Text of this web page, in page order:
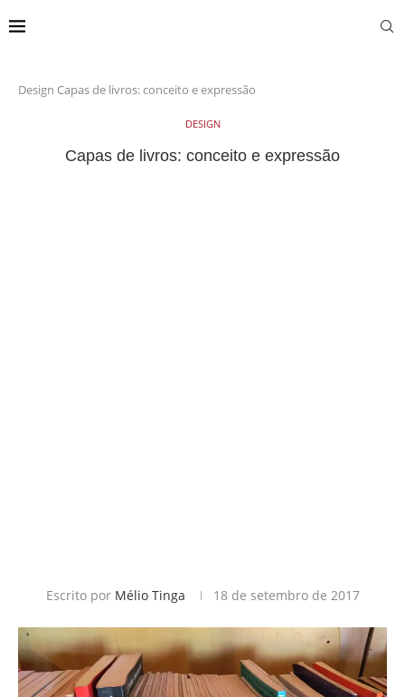
Design Capas de livros: conceito e expressão
DESIGN
Capas de livros: conceito e expressão
Escrito por Mélio Tinga 18 de setembro de 2017